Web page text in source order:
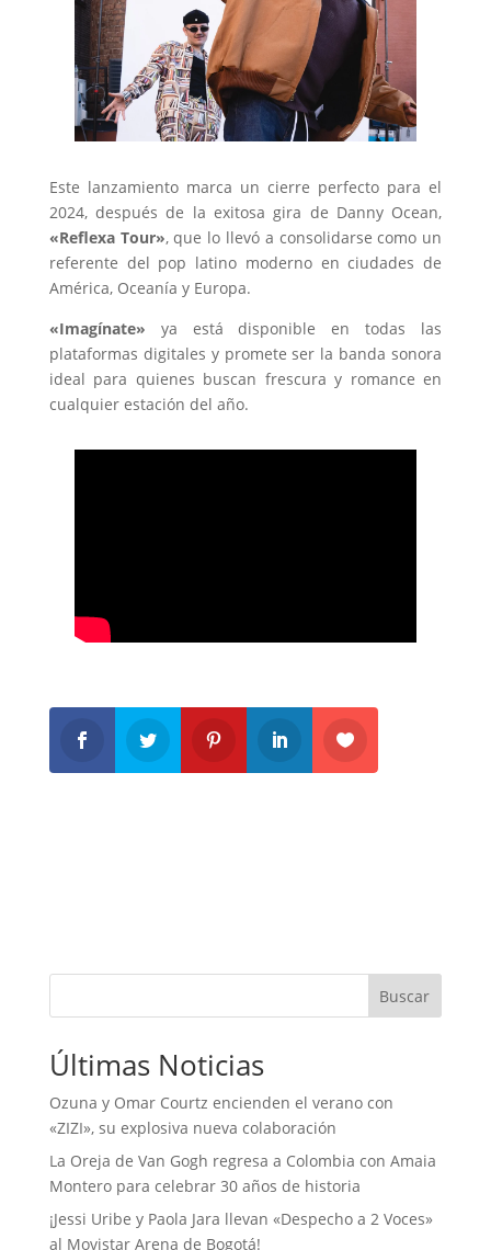
Este lanzamiento marca un cierre perfecto para el
2024, después de la exitosa gira de Danny Ocean,
«Reflexa Tour», que lo llevó a consolidarse como un
referente del pop latino moderno en ciudades de
América, Oceanía y Europa.
«Imagínate» ya está disponible en todas las
plataformas digitales y promete ser la banda sonora
ideal para quienes buscan frescura y romance en
cualquier estación del año.
Buscar
Últimas Noticias
Ozuna y Omar Courtz encienden el verano con
«ZIZI», su explosiva nueva colaboración
La Oreja de Van Gogh regresa a Colombia con Amaia
Montero para celebrar 30 años de historia
¡Jessi Uribe y Paola Jara llevan «Despecho a 2 Voces»
al Movistar Arena de Bogotá!